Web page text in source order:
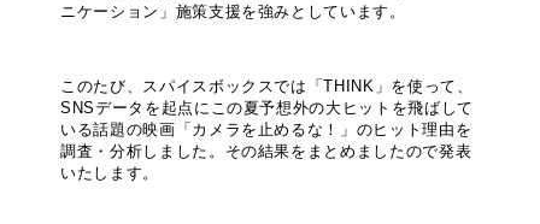
ニケーション」施策支援を強みとしています。
このたび、スパイスボックスでは「THINK」を使って、
SNSデータを起点にこの夏予想外の大ヒットを飛ばして
いる話題の映画「カメラを止めるな！」のヒット理由を
調査・分析しました。その結果をまとめましたので発表
いたします。